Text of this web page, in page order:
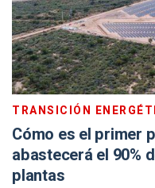
TRANSICIÓN
Cómo es el primer
abastecerá el 90%
plantas